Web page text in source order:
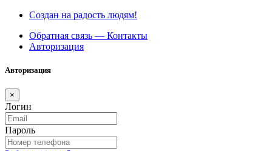
Создан на радость людям!
Обратная связь — Контакты
Авторизация
Авторизация
×
Логин
Пароль